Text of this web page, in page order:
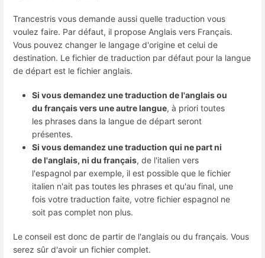
Trancestris vous demande aussi quelle traduction vous
voulez faire. Par défaut, il propose Anglais vers Français.
Vous pouvez changer le langage d'origine et celui de
destination. Le fichier de traduction par défaut pour la langue
de départ est le fichier anglais.
Si vous demandez une traduction de l'anglais ou
du français vers une autre langue, à priori toutes
les phrases dans la langue de départ seront
présentes.
Si vous demandez une traduction qui ne part ni
de l'anglais, ni du français, de l'italien vers
l'espagnol par exemple, il est possible que le fichier
italien n'ait pas toutes les phrases et qu'au final, une
fois votre traduction faite, votre fichier espagnol ne
soit pas complet non plus.
Le conseil est donc de partir de l'anglais ou du français. Vous
serez sûr d'avoir un fichier complet.